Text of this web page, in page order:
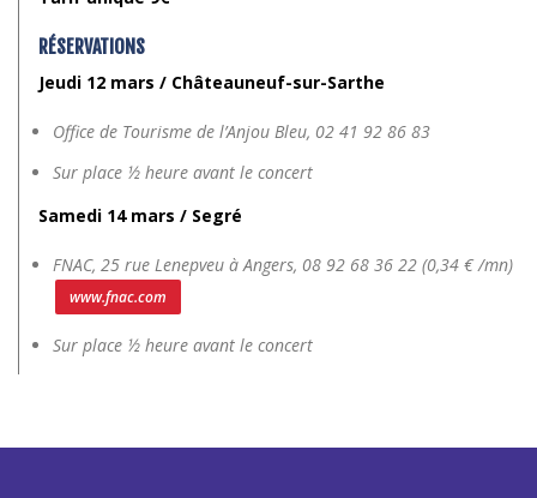
RÉSERVATIONS
Jeudi 12 mars / Châteauneuf-sur-Sarthe
Office de Tourisme de l’Anjou Bleu, 02 41 92 86 83
Sur place ½ heure avant le concert
Samedi 14 mars / Segré
FNAC, 25 rue Lenepveu à Angers, 08 92 68 36 22 (0,34 € /mn)
www.fnac.com
Sur place ½ heure avant le concert